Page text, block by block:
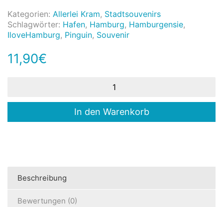
Kategorien: Allerlei Kram, Stadtsouvenirs
Schlagwörter: Hafen, Hamburg, Hamburgensie,
IloveHamburg, Pinguin, Souvenir
11,90€
Hafen"
In den Warenkorb
Beschreibung
Bewertungen (0)